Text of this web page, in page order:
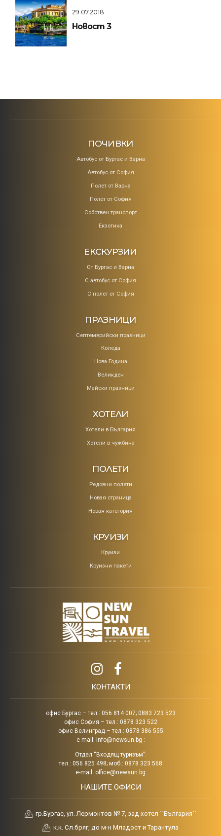
29.07.2018
Новост 3
ПОЧИВКИ
Aвтобус от Бургас и Варна
Автобус от София
Полет от Варна
Полет от София
Собствен транспорт
Екзотика
ЕКСКУРЗИИ
От Бургас и Варна
С автобус от София
С полет от София
ПРАЗНИЦИ
Септемврийски празници
Коледa
Нова Година
Великден
Майски празници
ХОТЕЛИ
Хотели в България
Хотели в чужбина
ПОЛЕТИ
Редовни полети
Новая страница
Новая категория
КРУИЗИ
Круизи
Круизни пакети
КОНТАКТИ
офис Бургас – тел.: 056 814 007; 0883 723 523
офис София – тел.: 0878 323 522
офис Велинград – тел.: 0878 386 555
e-mail: info@newsun.bg :
Отдел “Входящ туризъм”:
тел.: 056 825 498; моб.: 0878 323 568
e-mail: office@newsun.bg
НАШИТЕ ОФИСИ
гр.Бургас, ул. Лермонтов № 7, зад хотел ``България``
к.к. Сл.бряг, до м-н Младост и Тарантула